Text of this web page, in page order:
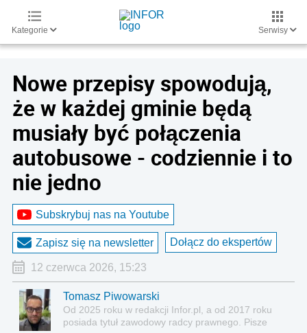
Kategorie Serwisy
Nowe przepisy spowodują,
że w każdej gminie będą
musiały być połączenia
autobusowe - codziennie i to
nie jedno
Subskrybuj nas na Youtube
Zapisz się na newsletter Dołącz do ekspertów
12 czerwca 2026, 15:23
Tomasz Piwowarski
Od 2025 roku w redakcji Infor.pl, a od 2017 roku
posiada tytuł zawodowy radcy prawnego. Pisze